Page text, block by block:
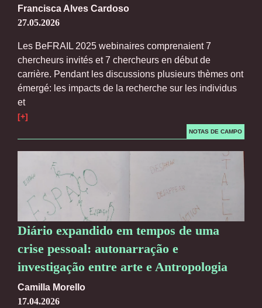
Francisca Alves Cardoso
27.05.2026
Les BeFRAIL 2025 webinaires comprenaient 7
chercheurs invités et 7 chercheurs en début de
carrière. Pendant les discussions plusieurs thèmes ont
émergé: les impacts de la recherche sur les individus
et
[+]
NOTAS DE CAMPO
Diário expandido em tempos de uma
crise pessoal: autonarração e
investigação entre arte e Antropologia
Camilla Morello
17.04.2026